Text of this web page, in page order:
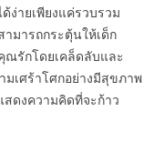
ง่ายเพียงแค่รวบรวม
มารถกระตุ้นให้เด็ก
ณรักโดยเคล็ดลับและ
เศร้าโศกอย่างมีสุขภาพ
ดงความคิดที่จะก้าว